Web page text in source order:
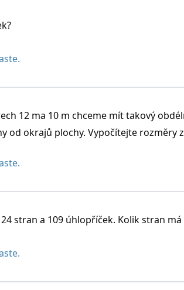
12 ma 10 m chceme mít takový
od okrajů plochy. Vypočítejte rozměry
stran a 109 úhlopříček. Kolik stran má